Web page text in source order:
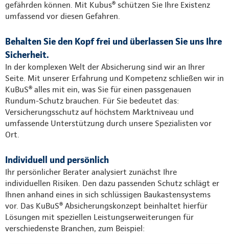
gefährden können. Mit Kubus® schützen Sie Ihre Existenz
umfassend vor diesen Gefahren.
Behalten Sie den Kopf frei und überlassen Sie uns Ihre
Sicherheit.
In der komplexen Welt der Absicherung sind wir an Ihrer
Seite. Mit unserer Erfahrung und Kompetenz schließen wir in
KuBuS® alles mit ein, was Sie für einen passgenauen
Rundum-Schutz brauchen. Für Sie bedeutet das:
Versicherungsschutz auf höchstem Marktniveau und
umfassende Unterstützung durch unsere Spezialisten vor
Ort.
Individuell und persönlich
Ihr persönlicher Berater analysiert zunächst Ihre
individuellen Risiken. Den dazu passenden Schutz schlägt er
Ihnen anhand eines in sich schlüssigen Baukastensystems
vor. Das KuBuS® Absicherungskonzept beinhaltet hierfür
Lösungen mit speziellen Leistungserweiterungen für
verschiedenste Branchen, zum Beispiel: